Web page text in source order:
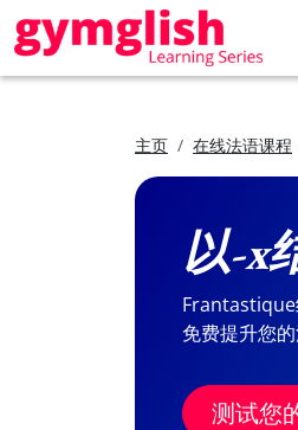
主页 在线法语课程
以-x
Frantastique
免费提升您
测试您